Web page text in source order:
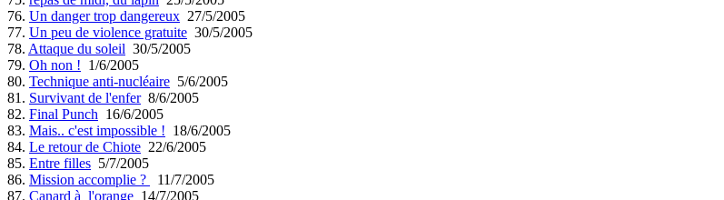
76. Un danger trop dangereux 27/5/2005
77. Un peu de violence gratuite 30/5/2005
78. Attaque du soleil 30/5/2005
79. Oh non ! 1/6/2005
80. Technique anti-nucléaire 5/6/2005
81. Survivant de l'enfer8/6/2005
82. Final Punch 16/6/2005
83. Mais.. c'est impossible ! 18/6/2005
84. Le retour de Chiote 22/6/2005
85. Entre filles 5/7/2005
86. Mission accomplie ?
11/7/2005
87. Canard à l'orange 14/7/2005